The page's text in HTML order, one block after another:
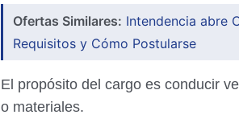
Ofertas Similares: Intendencia abre
Requisitos y Cómo Postularse
El propósito del cargo es conducir
o materiales.